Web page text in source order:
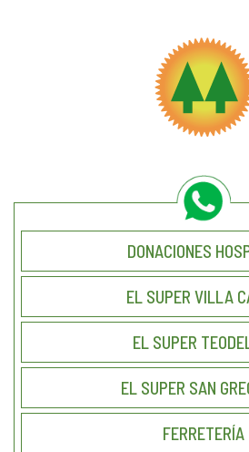
DONACIONES
EL SUPER VILLA
EL SUPER
EL SUPER SAN
FERRETERÍA